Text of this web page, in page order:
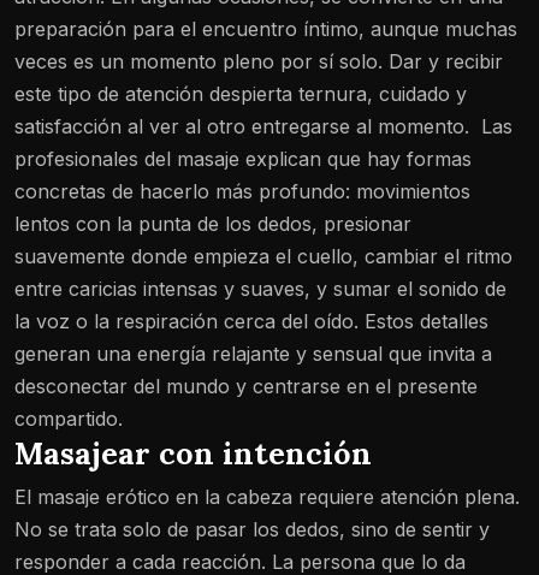
preparación para el encuentro íntimo, aunque muchas
veces es un momento pleno por sí solo. Dar y recibir
este tipo de atención despierta ternura, cuidado y
satisfacción al ver al otro entregarse al momento. Las
profesionales del masaje explican que hay formas
concretas de hacerlo más profundo: movimientos
lentos con la punta de los dedos, presionar
suavemente donde empieza el cuello, cambiar el ritmo
entre caricias intensas y suaves, y sumar el sonido de
la voz o la respiración cerca del oído. Estos detalles
generan una energía relajante y sensual que invita a
desconectar del mundo y centrarse en el presente
compartido.
Masajear con intención
El masaje erótico en la cabeza requiere atención plena.
No se trata solo de pasar los dedos, sino de sentir y
responder a cada reacción. La persona que lo da